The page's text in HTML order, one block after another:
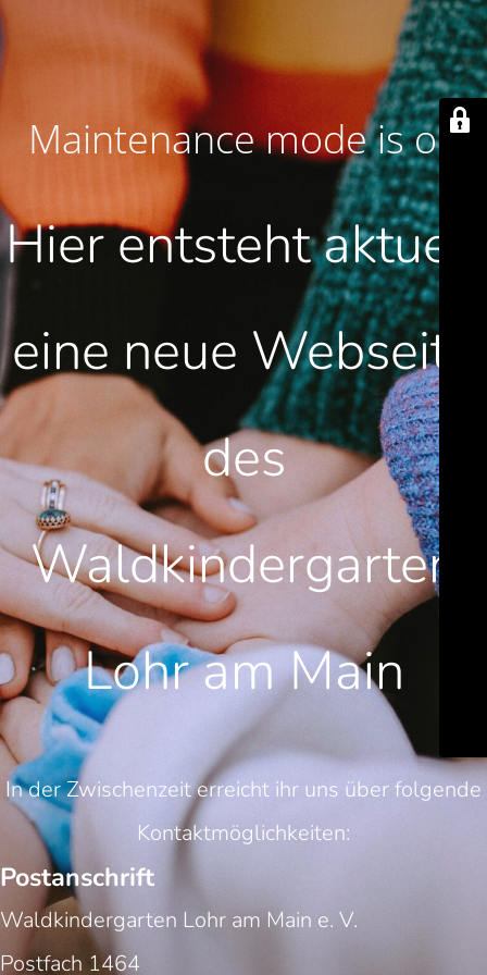
Maintenance mode is on
Hier entsteht aktuell
eine neue Webseite
des
Waldkindergarten
Lohr am Main
In der Zwischenzeit erreicht ihr uns über folgende
Kontaktmöglichkeiten:
Postanschrift
Waldkindergarten Lohr am Main e. V.
Postfach 1464